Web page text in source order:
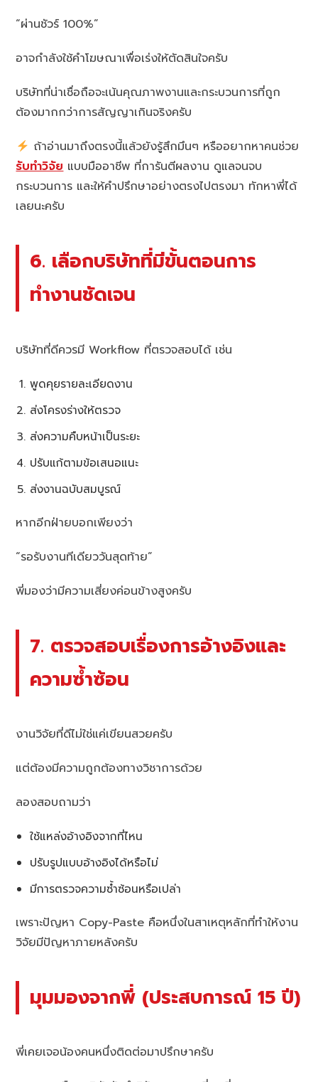
“ผ่านชัวร์ 100%”
อาจกำลังใช้คำโฆษณาเพื่อเร่งให้ตัดสินใจครับ
บริษัทที่น่าเชื่อถือจะเน้นคุณภาพงานและกระบวนการที่ถูก
ต้องมากกว่าการสัญญาเกินจริงครับ
ถ้าอ่านมาถึงตรงนี้แล้วยังรู้สึกมึนๆ หรืออยากหาคนช่วย
รับทำวิจัยแบบมืออาชีพ ที่การันตีผลงาน ดูแลจนจบ
กระบวนการ และให้คำปรึกษาอย่างตรงไปตรงมา ทักหาพี่ได้
เลยนะครับ
6. เลือกบริษัทที่มีขั้นตอนการ
ทำงานชัดเจน
บริษัทที่ดีควรมี Workflow ที่ตรวจสอบได้ เช่น
พูดคุยรายละเอียดงาน
ส่งโครงร่างให้ตรวจ
ส่งความคืบหน้าเป็นระยะ
ปรับแก้ตามข้อเสนอแนะ
ส่งงานฉบับสมบูรณ์
หากอีกฝ่ายบอกเพียงว่า
“รอรับงานทีเดียววันสุดท้าย”
พี่มองว่ามีความเสี่ยงค่อนข้างสูงครับ
7. ตรวจสอบเรื่องการอ้างอิงและ
ความซ้ำซ้อน
งานวิจัยที่ดีไม่ใช่แค่เขียนสวยครับ
แต่ต้องมีความถูกต้องทางวิชาการด้วย
ลองสอบถามว่า
ใช้แหล่งอ้างอิงจากที่ไหน
ปรับรูปแบบอ้างอิงได้หรือไม่
มีการตรวจความซ้ำซ้อนหรือเปล่า
เพราะปัญหา Copy-Paste คือหนึ่งในสาเหตุหลักที่ทำให้งาน
วิจัยมีปัญหาภายหลังครับ
มุมมองจากพี่ (ประสบการณ์ 15 ปี)
พี่เคยเจอน้องคนหนึ่งติดต่อมาปรึกษาครับ